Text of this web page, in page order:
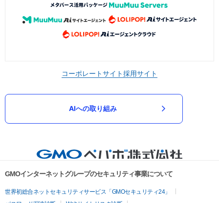
コーポレートサイト採用サイト
AIへの取り組み
GMOインターネットグループのセキュリティ事業について
世界初総合ネットセキュリティサービス「GMOセキュリティ24」